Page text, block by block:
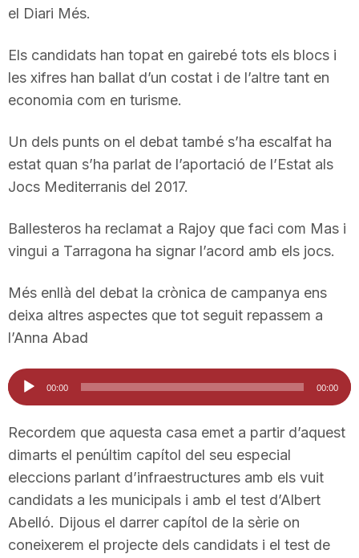
r
g
o
n
a
el Diari Més.
Els candidats han topat en gairebé tots els blocs i
les xifres han ballat d’un costat i de l’altre tant en
economia com en turisme.
Un dels punts on el debat també s’ha escalfat ha
estat quan s’ha parlat de l’aportació de l’Estat als
Jocs Mediterranis del 2017.
Ballesteros ha reclamat a Rajoy que faci com Mas i
vingui a Tarragona ha signar l’acord amb els jocs.
Més enllà del debat la crònica de campanya ens
deixa altres aspectes que tot seguit repassem a
l’Anna Abad
Reproductor
d'àudio
00:00 00:00
Recordem que aquesta casa emet a partir d’aquest
dimarts el penúltim capítol del seu especial
eleccions parlant d’infraestructures amb els vuit
candidats a les municipals i amb el test d’Albert
Abelló. Dijous el darrer capítol de la sèrie on
coneixerem el projecte dels candidats i el test de